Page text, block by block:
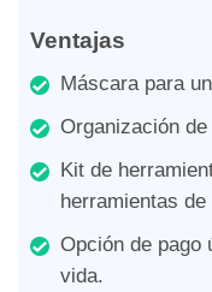
Ventajas
Máscara para
Organización
Kit de
herramientas
Opción de pago
vida.